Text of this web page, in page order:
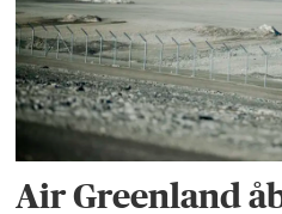
Air Greenland